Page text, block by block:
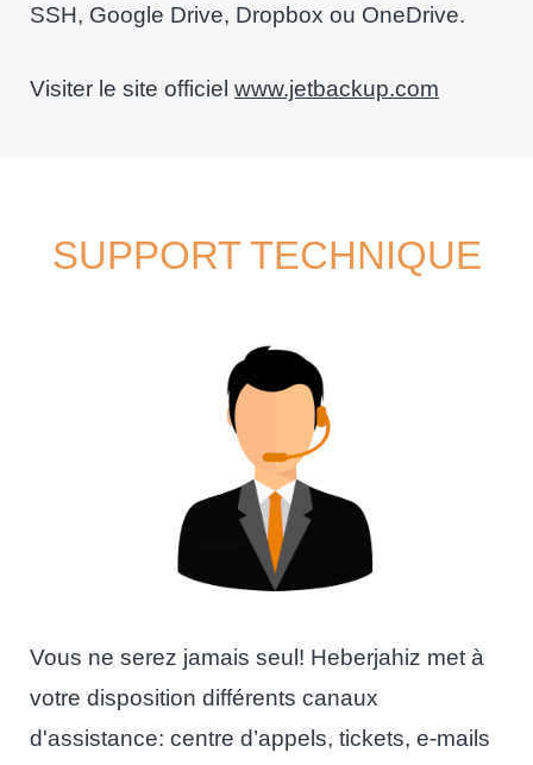
SSH, Google Drive, Dropbox ou OneDrive.
Visiter le site officiel www.jetbackup.com
SUPPORT TECHNIQUE
Vous ne serez jamais seul! Heberjahiz met à
votre disposition différents canaux
d'assistance: centre d’appels, tickets, e-mails